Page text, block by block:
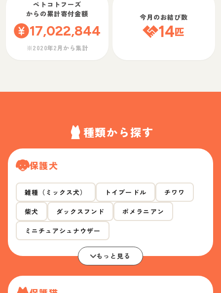
ペトコトフーズ
からの累計寄付金額
17,022,844
※2020年2月から集計
今月のお結び数
14匹
種類から探す
保護犬
雑種（ミックス犬） トイプードル チワワ
柴犬 ダックスフンド ポメラニアン
ミニチュアシュナウザー
もっと見る